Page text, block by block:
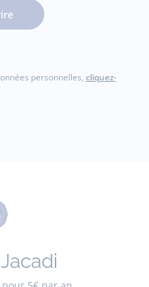
personnelles, cliquez-